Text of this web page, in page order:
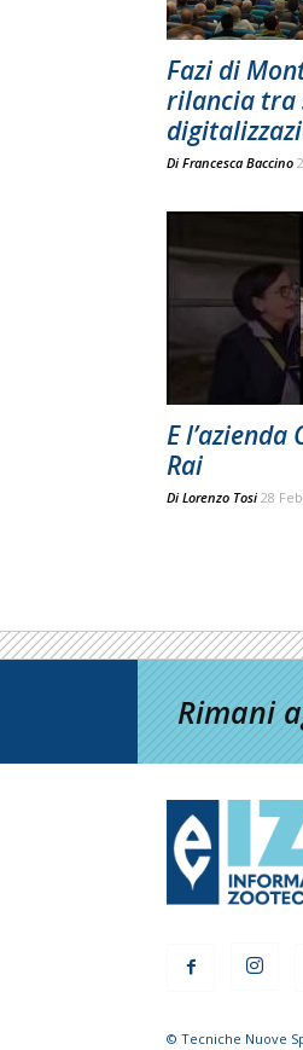
Fazi di
rilancia tra
Di Francesca Baccino
E
Rai
Di Lorenzo Tosi 28
Rimani
© Tecniche Nuove